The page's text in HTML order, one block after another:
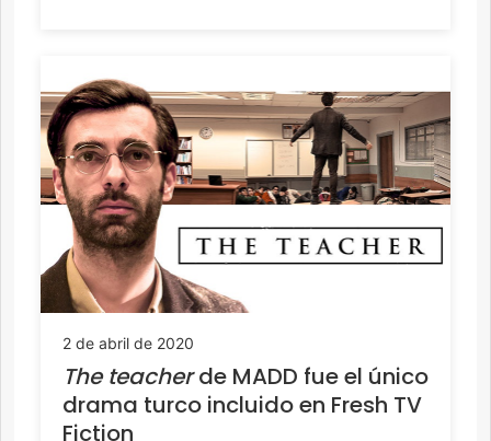
2 de abril de 2020
The teacherde MADD fue el único
drama turco incluido en Fresh TV
Fiction